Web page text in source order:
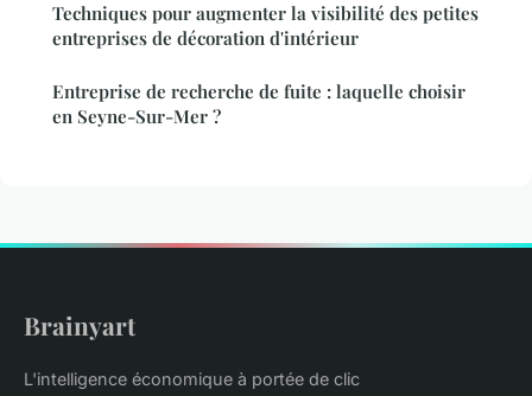
Techniques pour augmenter la visibilité des petites
entreprises de décoration d'intérieur
Entreprise de recherche de fuite : laquelle choisir
en Seyne-Sur-Mer ?
Brainyart
L'intelligence économique à portée de clic